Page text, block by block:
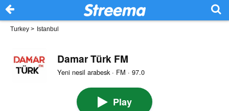
Turkey > Istanbul
Damar Türk FM
Yeni nesil arabesk · FM · 97.0
Play